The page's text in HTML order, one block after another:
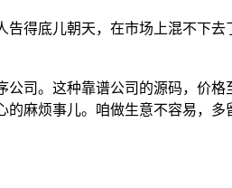
得底儿朝天，在市场上混不下
司。这种靠谱公司的源码，价格
麻烦事儿。咱做生意不容易，